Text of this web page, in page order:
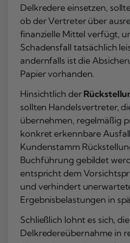
Delkredere einsetzen,
ob der Vertreter über
finanzielle Mittel verfügt,
Schadensfall tatsächlich
andernfalls ist die
Papier vorhanden.
Hinsichtlich der
sollten Handelsvertreter,
übernehmen, regelmäßig
konkret erkennbare
Kundenstamm
Buchführung gebildet
entspricht dem
und verhindert
Ergebnisbelastungen in
Schließlich lohnt es sich, die
Delkredereübernahme in